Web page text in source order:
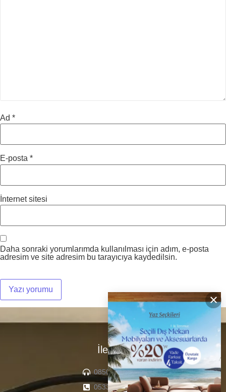
×
Ad *
E-posta *
İnternet sitesi
Daha sonraki yorumlarımda kullanılması için adım, e-posta
adresim ve site adresim bu tarayıcıya kaydedilsin.
İletişim
0850 307 04 22
0533 336 71 13